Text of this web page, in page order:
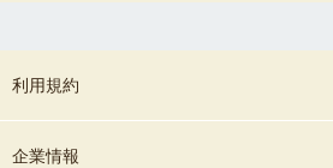
利用規約
企業情報